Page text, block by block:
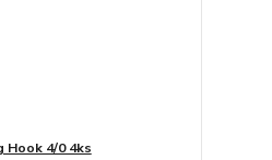
Hook 4/0 4ks